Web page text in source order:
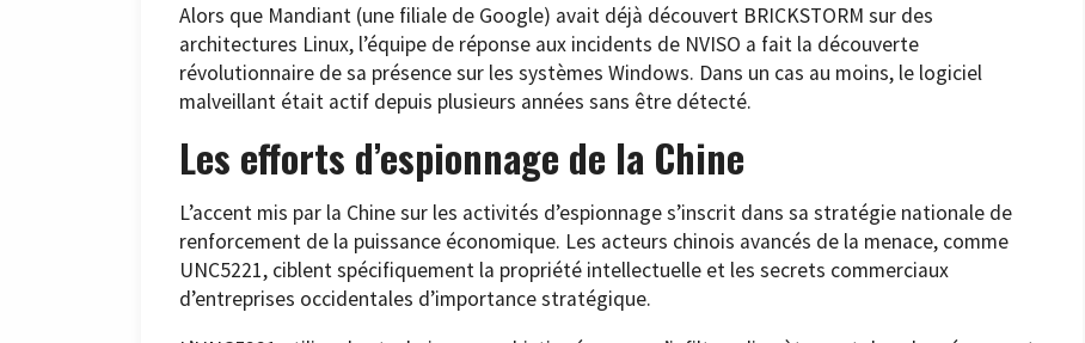
Alors que Mandiant (une filiale de Google) avait déjà découvert BRICKSTORM sur des
architectures Linux, l’équipe de réponse aux incidents de NVISO a fait la découverte
révolutionnaire de sa présence sur les systèmes Windows. Dans un cas au moins, le logiciel
malveillant était actif depuis plusieurs années sans être détecté.
Les efforts d’espionnage de la Chine
L’accent mis par la Chine sur les activités d’espionnage s’inscrit dans sa stratégie nationale de
renforcement de la puissance économique. Les acteurs chinois avancés de la menace, comme
UNC5221, ciblent spécifiquement la propriété intellectuelle et les secrets commerciaux
d’entreprises occidentales d’importance stratégique.